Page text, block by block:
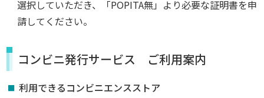
選択していただき、「POPITA無」より必要な証明書を申
請してください。
コンビニ発行サービス ご利用案内
利用できるコンビニエンスストア